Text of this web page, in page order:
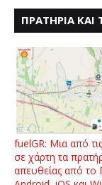
ΠΡΑΤΗΡΙΑ
fuelGR: Μια από
σε χάρτη τα
απευθείας από το